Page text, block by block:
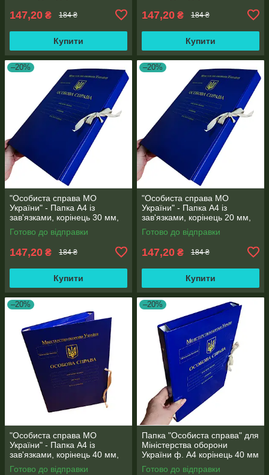
147,20 ₴ 184 ₴
Купити
147,20 ₴ 184 ₴
Купити
–20%
"Особиста справа МО
України" - Папка А4 із
зав'язками, корінець 30 мм,
матове PP-покриття
Готово до відправки
147,20 ₴ 184 ₴
Купити
–20%
"Особиста справа МО
України" - Папка А4 із
зав'язками, корінець 20 мм,
матове PP-покриття
Готово до відправки
147,20 ₴ 184 ₴
Купити
–20%
"Особиста справа МО
України" - Папка А4 із
зав'язками, корінець 40 мм,
матове PP-покриття
Готово до відправки
–20%
Папка "Особиста справа" для
Міністерства оборони
України ф. А4 корінець 40 мм
PP-глянець покриття
Готово до відправки